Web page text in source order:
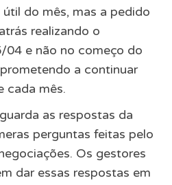
do mês, mas a pedido
realizando o
04 e não no começo do
a continuar
cada mês.
as respostas da
perguntas feitas pelo
Os gestores
dar essas respostas em